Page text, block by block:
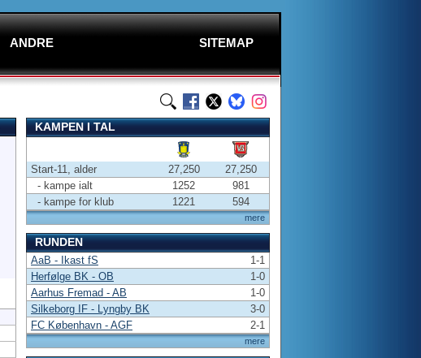
ANDRE SITEMAP
KAMPEN I TAL
mere
Start-11, alder 27,250
27,250
- kampe ialt
1252
981
- kampe for klub
1221 594
RUNDEN
mere
AaB - Ikast fS
1-1
Herfølge BK - OB
1-0
Aarhus Fremad - AB
1-0
Silkeborg IF - Lyngby BK
3-0
FC København - AGF
2-1